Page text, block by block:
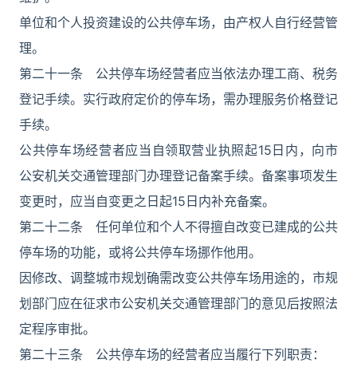
单位和个人投资建设的公共停车场，由产权人自行经营管
理。
第二十一条 公共停车场经营者应当依法办理工商、税务
登记手续。实行政府定价的停车场，需办理服务价格登记
手续。
公共停车场经营者应当自领取营业执照起15日内，向市
公安机关交通管理部门办理登记备案手续。备案事项发生
变更时，应当自变更之日起15日内补充备案。
第二十二条 任何单位和个人不得擅自改变已建成的公共
停车场的功能，或将公共停车场挪作他用。
因修改、调整城市规划确需改变公共停车场用途的，市规
划部门应在征求市公安机关交通管理部门的意见后按照法
定程序审批。
第二十三条 公共停车场的经营者应当履行下列职责：